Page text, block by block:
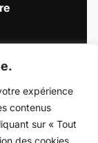
expérience
contenus
sur « Tout
des cookies.
(Lien
Instagram (Lien
: Linkedin
compte :
au compte :